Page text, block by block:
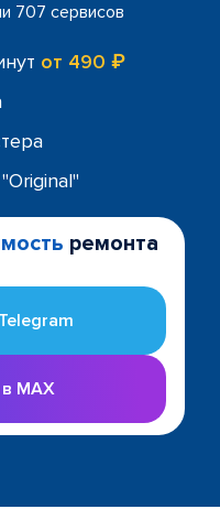
707 сервисов
от 490 ₽
ремонта
MAX